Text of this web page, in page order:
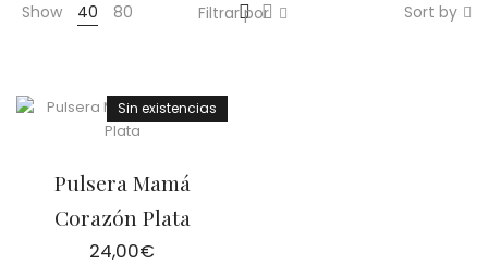
Show 40 80 Sort by
Filtrar por
Sin existencias
Pulsera Mamá
Corazón Plata
24,00€